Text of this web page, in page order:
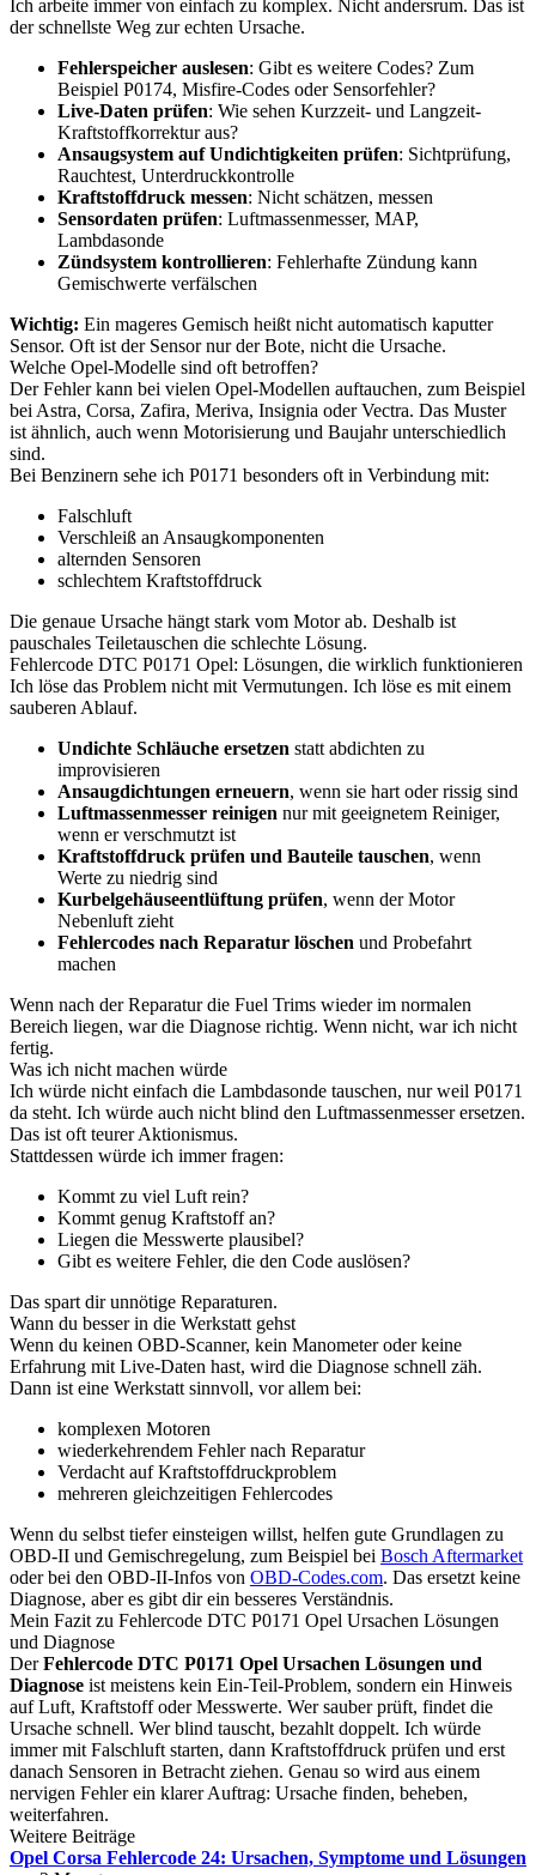
Ich arbeite immer von einfach zu komplex. Nicht andersrum. Das ist
der schnellste Weg zur echten Ursache.
Fehlerspeicher auslesen: Gibt es weitere Codes? Zum
Beispiel P0174, Misfire-Codes oder Sensorfehler?
Live-Daten prüfen: Wie sehen Kurzzeit- und Langzeit-
Kraftstoffkorrektur aus?
Ansaugsystem auf Undichtigkeiten prüfen: Sichtprüfung,
Rauchtest, Unterdruckkontrolle
Kraftstoffdruck messen: Nicht schätzen, messen
Sensordaten prüfen: Luftmassenmesser, MAP,
Lambdasonde
Zündsystem kontrollieren: Fehlerhafte Zündung kann
Gemischwerte verfälschen
Wichtig: Ein mageres Gemisch heißt nicht automatisch kaputter
Sensor. Oft ist der Sensor nur der Bote, nicht die Ursache.
Welche Opel-Modelle sind oft betroffen?
Der Fehler kann bei vielen Opel-Modellen auftauchen, zum Beispiel
bei Astra, Corsa, Zafira, Meriva, Insignia oder Vectra. Das Muster
ist ähnlich, auch wenn Motorisierung und Baujahr unterschiedlich
sind.
Bei Benzinern sehe ich P0171 besonders oft in Verbindung mit:
Falschluft
Verschleiß an Ansaugkomponenten
alternden Sensoren
schlechtem Kraftstoffdruck
Die genaue Ursache hängt stark vom Motor ab. Deshalb ist
pauschales Teiletauschen die schlechte Lösung.
Fehlercode DTC P0171 Opel: Lösungen, die wirklich funktionieren
Ich löse das Problem nicht mit Vermutungen. Ich löse es mit einem
sauberen Ablauf.
Undichte Schläuche ersetzen statt abdichten zu
improvisieren
Ansaugdichtungen erneuern, wenn sie hart oder rissig sind
Luftmassenmesser reinigen nur mit geeignetem Reiniger,
wenn er verschmutzt ist
Kraftstoffdruck prüfen und Bauteile tauschen, wenn
Werte zu niedrig sind
Kurbelgehäuseentlüftung prüfen, wenn der Motor
Nebenluft zieht
Fehlercodes nach Reparatur löschen und Probefahrt
machen
Wenn nach der Reparatur die Fuel Trims wieder im normalen
Bereich liegen, war die Diagnose richtig. Wenn nicht, war ich nicht
fertig.
Was ich nicht machen würde
Ich würde nicht einfach die Lambdasonde tauschen, nur weil P0171
da steht. Ich würde auch nicht blind den Luftmassenmesser ersetzen.
Das ist oft teurer Aktionismus.
Stattdessen würde ich immer fragen:
Kommt zu viel Luft rein?
Kommt genug Kraftstoff an?
Liegen die Messwerte plausibel?
Gibt es weitere Fehler, die den Code auslösen?
Das spart dir unnötige Reparaturen.
Wann du besser in die Werkstatt gehst
Wenn du keinen OBD-Scanner, kein Manometer oder keine
Erfahrung mit Live-Daten hast, wird die Diagnose schnell zäh.
Dann ist eine Werkstatt sinnvoll, vor allem bei:
komplexen Motoren
wiederkehrendem Fehler nach Reparatur
Verdacht auf Kraftstoffdruckproblem
mehreren gleichzeitigen Fehlercodes
Wenn du selbst tiefer einsteigen willst, helfen gute Grundlagen zu
OBD-II und Gemischregelung, zum Beispiel bei Bosch Aftermarket
oder bei den OBD-II-Infos von OBD-Codes.com. Das ersetzt keine
Diagnose, aber es gibt dir ein besseres Verständnis.
Mein Fazit zu Fehlercode DTC P0171 Opel Ursachen Lösungen
und Diagnose
DerFehlercode DTC P0171 Opel Ursachen Lösungen und
Diagnose ist meistens kein Ein-Teil-Problem, sondern ein Hinweis
auf Luft, Kraftstoff oder Messwerte. Wer sauber prüft, findet die
Ursache schnell. Wer blind tauscht, bezahlt doppelt. Ich würde
immer mit Falschluft starten, dann Kraftstoffdruck prüfen und erst
danach Sensoren in Betracht ziehen. Genau so wird aus einem
nervigen Fehler ein klarer Auftrag: Ursache finden, beheben,
weiterfahren.
Weitere Beiträge
Opel Corsa Fehlercode 24: Ursachen, Symptome und Lösungen